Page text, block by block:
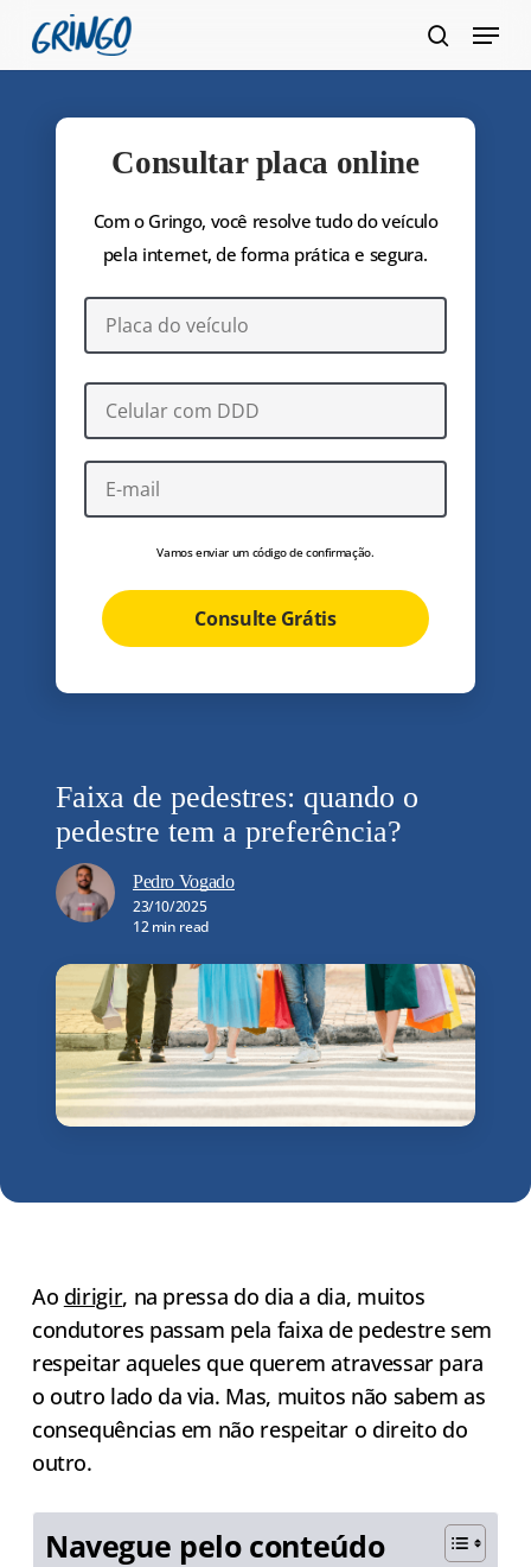
Pular
para
conteúdo
Menu
Consultar placa online
Com o Gringo, você resolve tudo do veículo
pela internet, de forma prática e segura.
Vamos enviar um código de confirmação.
Consulte Grátis
Faixa de pedestres: quando o
pedestre tem a preferência?
Pedro Vogado
23/10/2025
12 min read
Ao dirigir, na pressa do dia a dia, muitos
condutores passam pela faixa de pedestre sem
respeitar aqueles que querem atravessar para
o outro lado da via. Mas, muitos não sabem as
consequências em não respeitar o direito do
outro.
Navegue pelo conteúdo